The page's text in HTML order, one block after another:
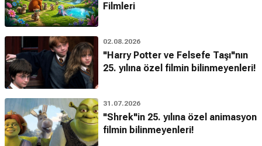
Filmleri
02.08.2026
"Harry Potter ve Felsefe Taşı"nın
25. yılına özel filmin bilinmeyenleri!
31.07.2026
"Shrek"in 25. yılına özel animasyon
filmin bilinmeyenleri!